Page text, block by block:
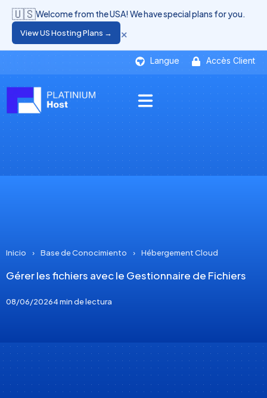
Langue Accès Client
🇺🇸Welcome from the USA! We have special plans for you.
View US Hosting Plans → ×
Inicio › Base de Conocimiento › Hébergement Cloud
Gérer les fichiers avec le Gestionnaire de Fichiers
08/06/20264 min de lectura